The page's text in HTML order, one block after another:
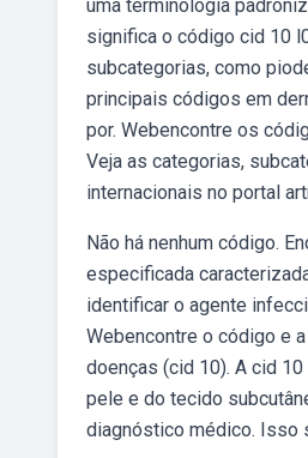
uma terminologia
significa o código cid 10
subcategorias, como
principais códigos em
por. Webencontre os
Veja as categorias,
internacionais no portal
Não há nenhum código.
especificada
identificar o agente
Webencontre o código e
doenças (cid 10). A cid
pele e do tecido
diagnóstico médico. Isso